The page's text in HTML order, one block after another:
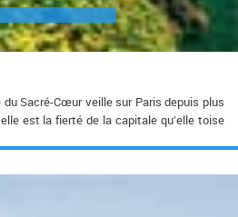
Sacré-Cœur veille sur Paris depuis plus
est la fierté de la capitale qu’elle toise